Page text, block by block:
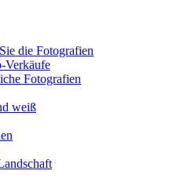
die Fotografien
Verkäufe
Fotografien
weiß